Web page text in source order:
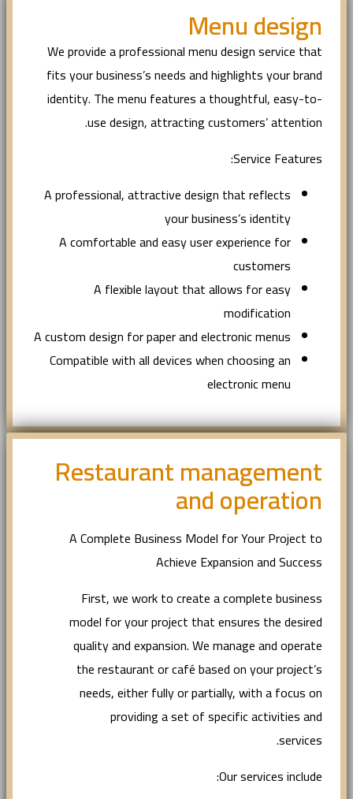
Menu design
We provide a professional menu design service that
fits your business’s needs and highlights your brand
identity. The menu features a thoughtful, easy-to-
use design, attracting customers’ attention.
Service Features:
A professional, attractive design that reflects
your business’s identity
A comfortable and easy user experience for
customers
A flexible layout that allows for easy
modification
A custom design for paper and electronic menus
Compatible with all devices when choosing an
electronic menu
Restaurant management
and operation
A Complete Business Model for Your Project to
Achieve Expansion and Success
First, we work to create a complete business
model for your project that ensures the desired
quality and expansion. We manage and operate
the restaurant or café based on your project’s
needs, either fully or partially, with a focus on
providing a set of specific activities and
services.
Our services include: